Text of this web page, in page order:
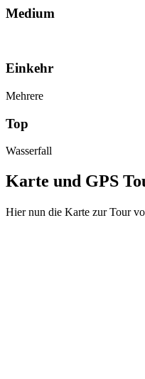
Medium
Einkehr
Mehrere
Top
Wasserfall
Karte und GPS
Hier nun die Karte zur Tour